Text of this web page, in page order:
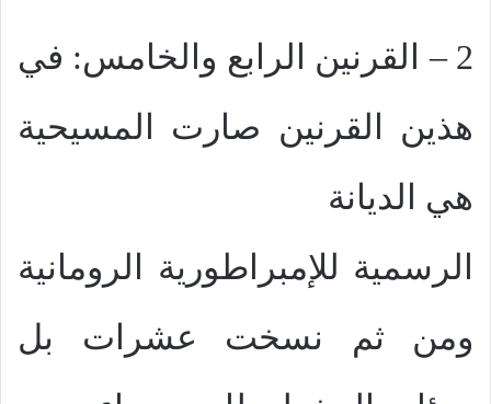
2 – القرنين الرابع والخامس: في
هذين القرنين صارت المسيحية
هي الديانة
الرسمية للإمبراطورية الرومانية
ومن ثم نسخت عشرات بل